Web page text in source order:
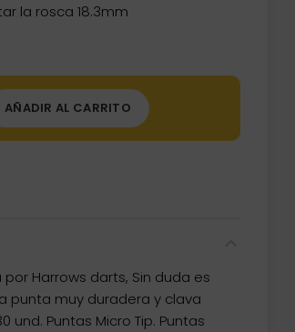
la rosca 18.3mm
18.3mm Negra 30unid cantidad
AÑADIR AL CARRITO
Harrows darts, Sin duda es
punta muy duradera y clava
Puntas Micro Tip. Puntas